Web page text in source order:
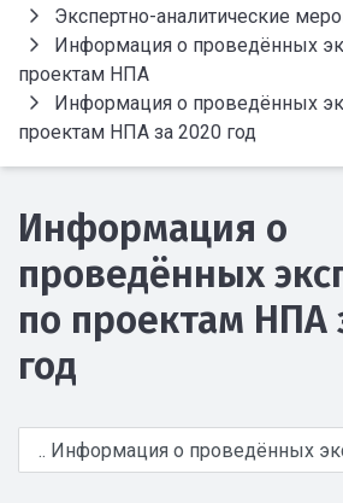
Экспертно-аналитические
Информация о проведённых
проектам НПА
Информация о проведённых
проектам НПА за 2020 год
Информация о
проведённых
по проектам НПА
год